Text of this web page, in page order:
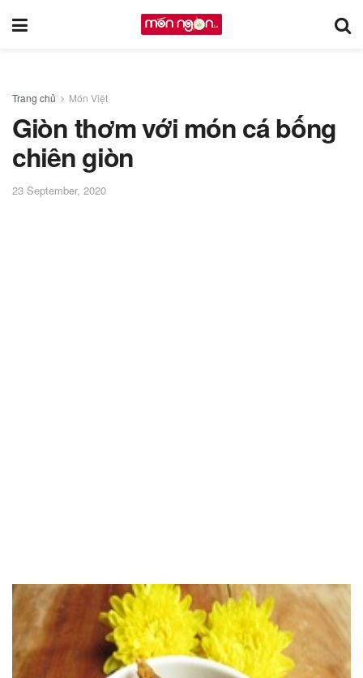
Trang chủ Món Việt
Giòn thơm với món cá bống
chiên giòn
23 September, 2020